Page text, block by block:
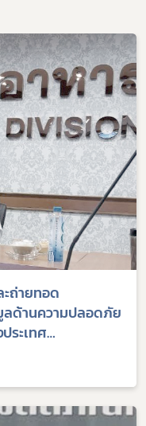
ถ่ายทอด
ลด้านความปลอดภัย
ระเทศ
(2005)) และ